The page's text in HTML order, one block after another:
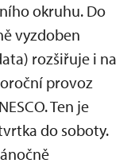
okruhu. Do
vyzdoben
rozšiřuje i na
provoz
Ten je
do soboty.